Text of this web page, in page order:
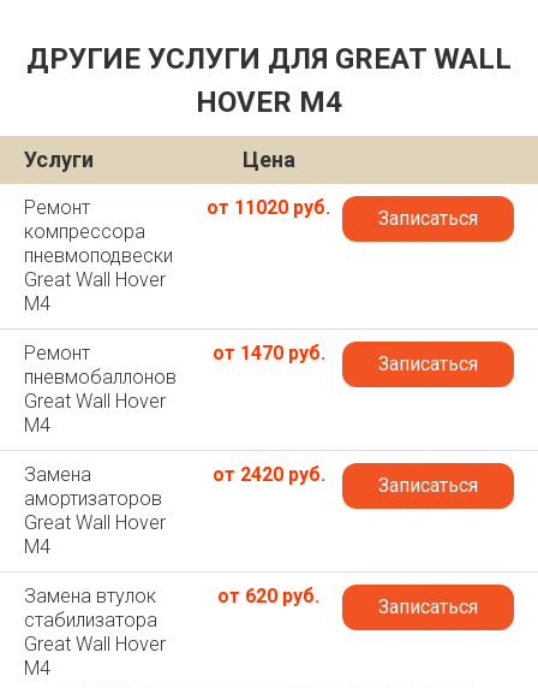
ДРУГИЕ УСЛУГИ ДЛЯ GREAT WALL
HOVER M4
Услуги Цена
Ремонт
компрессора
пневмоподвески
Great Wall Hover
M4
от 11020 руб. Записаться
Ремонт
пневмобаллонов
Great Wall Hover
M4
от 1470 руб. Записаться
Замена
амортизаторов
Great Wall Hover
M4
от 2420 руб. Записаться
Замена втулок
стабилизатора
Great Wall Hover
M4
от 620 руб. Записаться